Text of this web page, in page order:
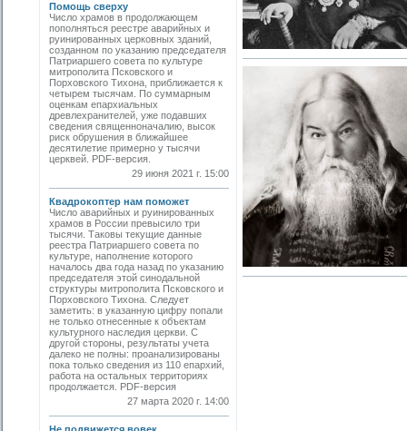
Помощь сверху
Число храмов в продолжающем
пополняться реестре аварийных и
руинированных церковных зданий,
созданном по указанию председателя
Патриаршего совета по культуре
митропо­лита Псковского и
Порховского Тихона, приближается к
четырем тысячам. По суммарным
оценкам епархиальных
древлехранителей, уже подавших
сведения священноначалию, высок
риск обрушения в ближайшее
десятилетие примерно у тысячи
церквей. PDF-версия.
29 июня 2021 г. 15:00
Квадрокоптер нам поможет
Число аварийных и руинированных
храмов в России превысило три
тысячи. Таковы текущие данные
реестра Патриаршего совета по
культуре, наполнение которого
началось два года назад по указанию
председателя этой синодальной
структуры митрополита Псковского и
Порховского Тихона. Следует
заметить: в указанную цифру попали
не только отнесенные к объектам
культурного наследия церкви. С
другой стороны, результаты учета
далеко не полны: проанализированы
пока только сведения из 110 епархий,
работа на остальных территориях
продолжается. PDF-версия
27 марта 2020 г. 14:00